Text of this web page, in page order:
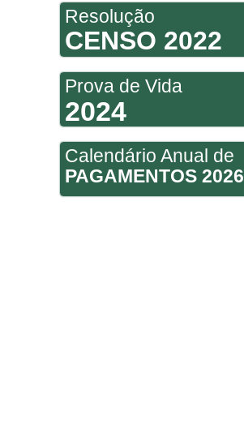
Resolução
CENSO 2022
Prova de Vida
2024
Calendário Anual de
PAGAMENTOS 2026